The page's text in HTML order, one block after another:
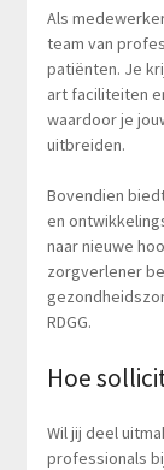
Als
team van
patiënten. Je
art faciliteiten
waardoor je
uitbreiden.
Bovendien
en
naar nieuwe
zorgverlener
RDGG.
Hoe
Wil jij deel
professionals